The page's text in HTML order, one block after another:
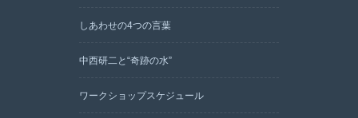
しあわせの4つの言葉
中西研二と“奇跡の水”
ワークショップスケジュール